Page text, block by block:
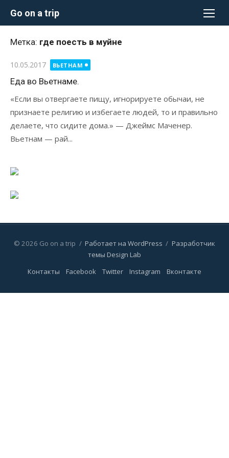
Go on a trip
Метка: где поесть в муйне
Опубликовано
10.05.2017 ВЬЕТНАМ
Еда во Вьетнаме.
«Если вы отвергаете пищу, игнорируете обычаи, не
признаете религию и избегаете людей, то и правильно
делаете, что сидите дома.» — Джеймс Маченер.
Вьетнам — рай...
© 2026 Go on a trip / Работает на WordPress / Разработчик
темы Design Lab
Контакты
Facebook Twitter Instagram Вконтакте